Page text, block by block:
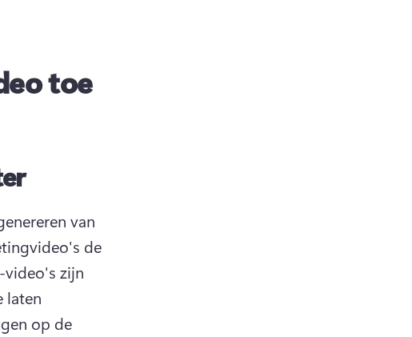
toe
van
de
video's zijn
laten
op de